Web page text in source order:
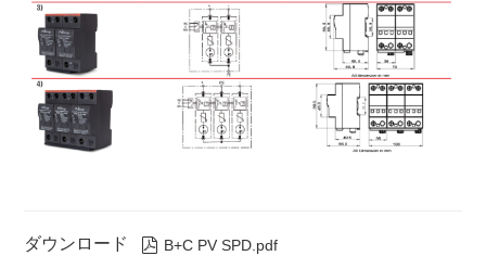
ダウンロード  B+C PV SPD.pdf